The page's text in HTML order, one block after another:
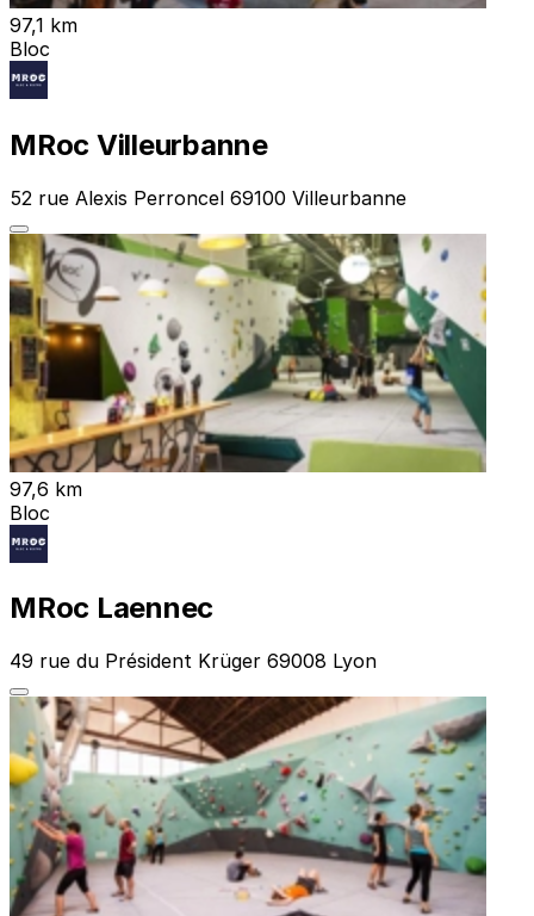
97,1 km
Bloc
MRoc Villeurbanne
52 rue Alexis Perroncel 69100 Villeurbanne
97,6 km
Bloc
MRoc Laennec
49 rue du Président Krüger 69008 Lyon